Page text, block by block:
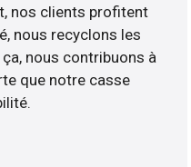
nos clients profitent
nous recyclons les
nous contribuons à
que notre casse